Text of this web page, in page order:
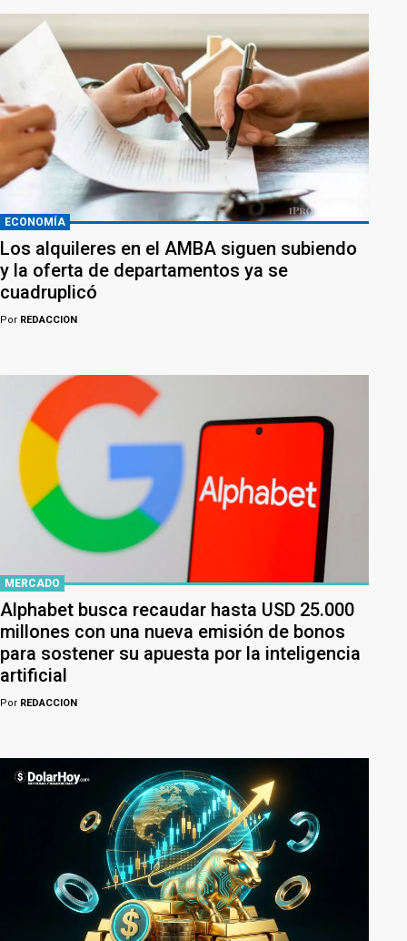
ECONOMÍA
Los alquileres en el AMBA siguen subiendo
y la oferta de departamentos ya se
cuadruplicó
Por REDACCION
MERCADO
Alphabet busca recaudar hasta USD 25.000
millones con una nueva emisión de bonos
para sostener su apuesta por la inteligencia
artificial
Por REDACCION